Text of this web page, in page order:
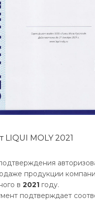
MOLY 2021
продукции
в 2021 году.
подтверждает